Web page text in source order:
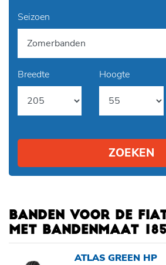
Seizoen
Breedte Hoogte
ZOEKEN
BANDEN VOOR DE
MET BANDENMAAT
ATLAS GREEN HP